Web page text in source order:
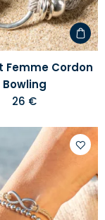
Femme Cordon
Bowling
26 €
votre
liste